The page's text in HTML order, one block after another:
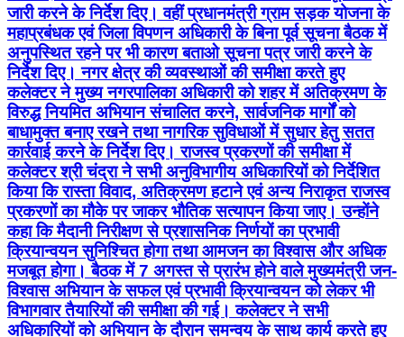
जारी करने के निर्देश दिए। वहीं प्रधानमंत्री ग्राम सड़क योजना के
महाप्रबंधक एवं जिला विपणन अधिकारी के बिना पूर्व सूचना बैठक में
अनुपस्थित रहने पर भी कारण बताओ सूचना पत्र जारी करने के
निर्देश दिए। नगर क्षेत्र की व्यवस्थाओं की समीक्षा करते हुए
कलेक्टर ने मुख्य नगरपालिका अधिकारी को शहर में अतिक्रमण के
विरुद्ध नियमित अभियान संचालित करने, सार्वजनिक मार्गों को
बाधामुक्त बनाए रखने तथा नागरिक सुविधाओं में सुधार हेतु सतत
कार्रवाई करने के निर्देश दिए। राजस्व प्रकरणों की समीक्षा में
कलेक्टर श्री चंद्रा ने सभी अनुविभागीय अधिकारियों को निर्देशित
किया कि रास्ता विवाद, अतिक्रमण हटाने एवं अन्य निराकृत राजस्व
प्रकरणों का मौके पर जाकर भौतिक सत्यापन किया जाए। उन्होंने
कहा कि मैदानी निरीक्षण से प्रशासनिक निर्णयों का प्रभावी
क्रियान्वयन सुनिश्चित होगा तथा आमजन का विश्वास और अधिक
मजबूत होगा। बैठक में 7 अगस्त से प्रारंभ होने वाले मुख्यमंत्री जन-
विश्वास अभियान के सफल एवं प्रभावी क्रियान्वयन को लेकर भी
विभागवार तैयारियों की समीक्षा की गई। कलेक्टर ने सभी
अधिकारियों को अभियान के दौरान समन्वय के साथ कार्य करते हुए